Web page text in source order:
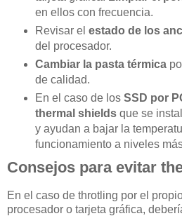
en ellos con frecuencia.
Revisar el estado de los
del procesador.
Cambiar la pasta térmica
de calidad.
En el caso de los SSD por
thermal shieldsque se
y ayudan a bajar la
funcionamiento a niveles
Consejos para evitar
En el caso de throtling por el
procesador o tarjeta gráfica,